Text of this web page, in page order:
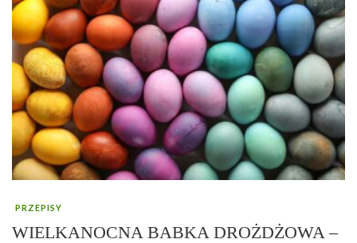
PRZEPISY
WIELKANOCNA BABKA DROŻDŻOWA –